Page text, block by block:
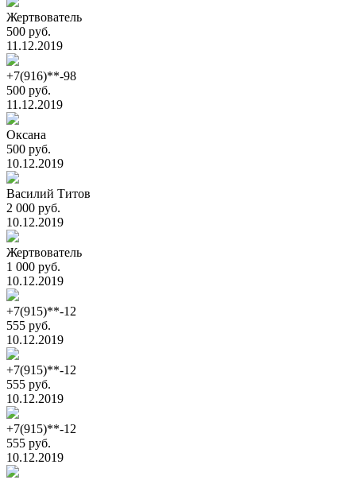
Жертвователь
500 руб.
11.12.2019
+7(916)**-98
500 руб.
11.12.2019
Оксана
500 руб.
10.12.2019
Василий Титов
2 000 руб.
10.12.2019
Жертвователь
1 000 руб.
10.12.2019
+7(915)**-12
555 руб.
10.12.2019
+7(915)**-12
555 руб.
10.12.2019
+7(915)**-12
555 руб.
10.12.2019